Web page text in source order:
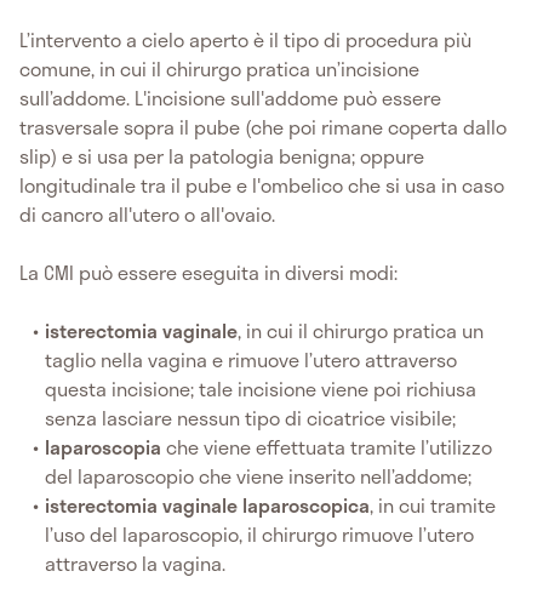
L’intervento a cielo aperto è il tipo di procedura più
comune, in cui il chirurgo pratica un’incisione
sull’addome. L'incisione sull'addome può essere
trasversale sopra il pube (che poi rimane coperta dallo
slip) e si usa per la patologia benigna; oppure
longitudinale tra il pube e l'ombelico che si usa in caso
di cancro all'utero o all'ovaio.
La CMI può essere eseguita in diversi modi:
isterectomia vaginale, in cui il chirurgo pratica un
taglio nella vagina e rimuove l’utero attraverso
questa incisione; tale incisione viene poi richiusa
senza lasciare nessun tipo di cicatrice visibile;
laparoscopia che viene effettuata tramite l’utilizzo
del laparoscopio che viene inserito nell’addome;
isterectomia vaginale laparoscopica, in cui tramite
l’uso del laparoscopio, il chirurgo rimuove l’utero
attraverso la vagina.